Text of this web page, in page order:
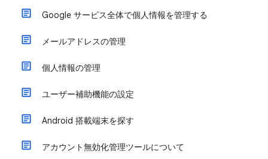
Google サービス全体で個人情報を管理する
メールアドレスの管理
個人情報の管理
ユーザー補助機能の設定
Android 搭載端末を探す
アカウント無効化管理ツールについて